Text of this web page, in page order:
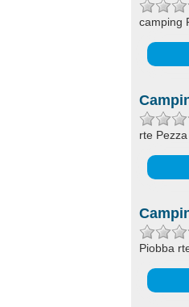
camping
rte
Piobba